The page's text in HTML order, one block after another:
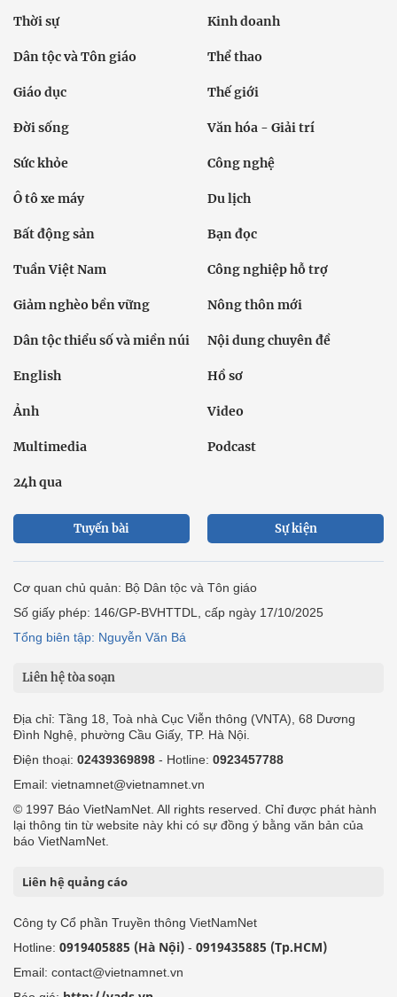
Thời sự Kinh doanh
Dân tộc và Tôn giáo Thể thao
Giáo dục Thế giới
Đời sống Văn hóa - Giải trí
Sức khỏe Công nghệ
Ô tô xe máy Du lịch
Bất động sản Bạn đọc
Tuần Việt Nam Công nghiệp hỗ trợ
Giảm nghèo bền vững Nông thôn mới
Dân tộc thiểu số và miền núi Nội dung chuyên đề
English Hồ sơ
Ảnh Video
Multimedia Podcast
24h qua
Tuyến bài Sự kiện
Cơ quan chủ quản: Bộ Dân tộc và Tôn giáo
Số giấy phép: 146/GP-BVHTTDL, cấp ngày 17/10/2025
Tổng biên tập: Nguyễn Văn Bá
Liên hệ tòa soạn
Địa chỉ: Tầng 18, Toà nhà Cục Viễn thông (VNTA), 68 Dương
Đình Nghệ, phường Cầu Giấy, TP. Hà Nội.
Điện thoại: 02439369898 - Hotline: 0923457788
Email: vietnamnet@vietnamnet.vn
© 1997 Báo VietNamNet. All rights reserved. Chỉ được phát hành
lại thông tin từ website này khi có sự đồng ý bằng văn bản của
báo VietNamNet.
Liên hệ quảng cáo
Công ty Cổ phần Truyền thông VietNamNet
Hotline: 0919405885 (Hà Nội) - 0919435885 (Tp.HCM)
Email: contact@vietnamnet.vn